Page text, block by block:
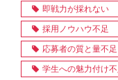
即戦力が採れない
採用ノウハウ不足
応募者の質と量不足
学生への魅力付け不